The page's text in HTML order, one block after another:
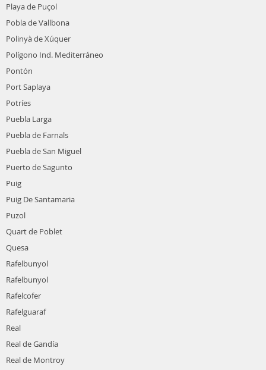
Playa de Puçol
Pobla de Vallbona
Polinyà de Xúquer
Polígono Ind. Mediterráneo
Pontón
Port Saplaya
Potríes
Puebla Larga
Puebla de Farnals
Puebla de San Miguel
Puerto de Sagunto
Puig
Puig De Santamaria
Puzol
Quart de Poblet
Quesa
Rafelbunyol
Rafelbunyol
Rafelcofer
Rafelguaraf
Real
Real de Gandía
Real de Montroy